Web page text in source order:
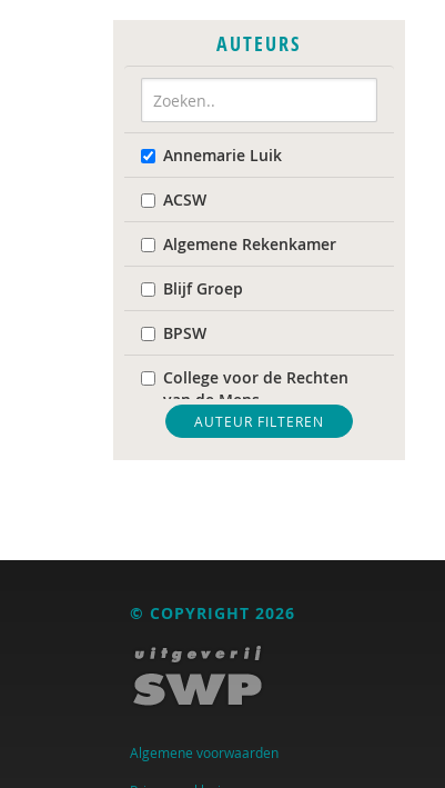
AUTEURS
Annemarie Luik
ACSW
Algemene Rekenkamer
Blijf Groep
BPSW
College voor de Rechten
van de Mens
De Raad voor
Volksgezondheid &
DIVOSA
FEMA
Fier
GREVIO
AUTEUR FILTEREN
© COPYRIGHT 2026
Algemene voorwaarden